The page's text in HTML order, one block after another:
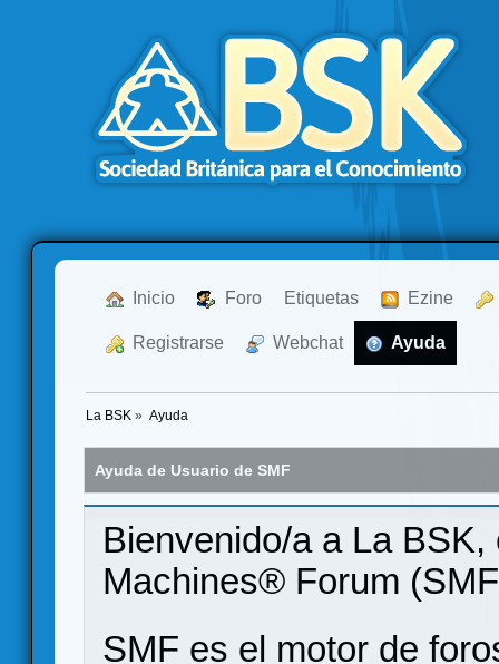
Inicio Foro Etiquetas Ezine
Registrarse Webchat Ayuda
La BSK » Ayuda
Ayuda de Usuario de SMF
Bienvenido/a a La
Machines® Forum
SMF es el motor de